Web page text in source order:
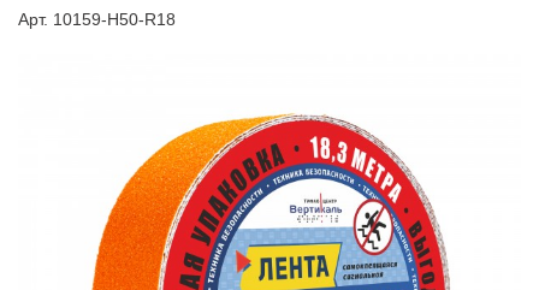
Арт. 10159-H50-R18